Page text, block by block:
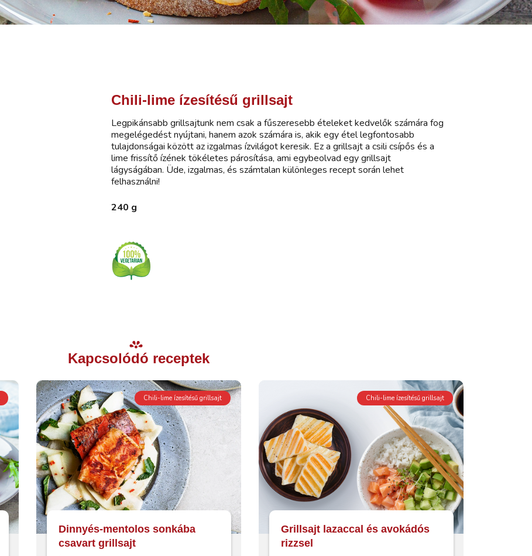
Chili-lime ízesítésű grillsajt
Legpikánsabb grillsajtunk nem csak a fűszeresebb ételeket kedvelők számára fog
megelégedést nyújtani, hanem azok számára is, akik egy étel legfontosabb
tulajdonságai között az izgalmas ízvilágot keresik. Ez a grillsajt a csili csípős és a
lime frissítő ízének tökéletes párosítása, ami egybeolvad egy grillsajt
lágyságában. Üde, izgalmas, és számtalan különleges recept során lehet
felhasználni!
240 g
Kapcsolódó receptek
Dinnyés-mentolos sonkába
csavart grillsajt
Chili-lime ízesítésű grillsajt
Grillsajt lazaccal és avokádós
rizzsel
Chili-lime ízesítésű grillsajt